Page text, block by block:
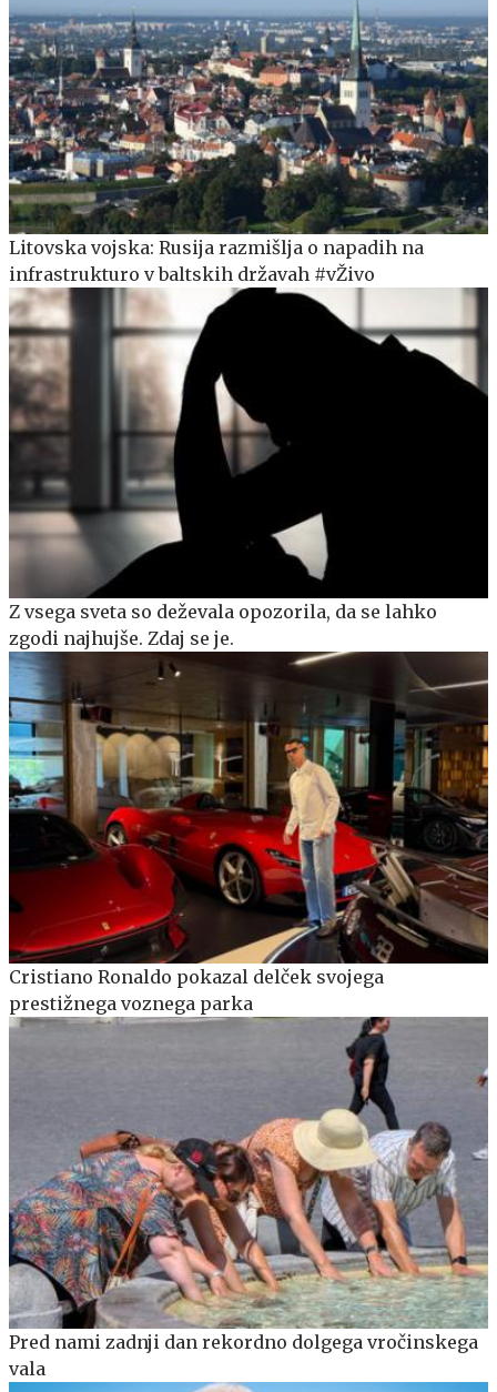
Litovska vojska: Rusija razmišlja o napadih na
infrastrukturo v baltskih državah #vŽivo
Z vsega sveta so deževala opozorila, da se lahko
zgodi najhujše. Zdaj se je.
Cristiano Ronaldo pokazal delček svojega
prestižnega voznega parka
Pred nami zadnji dan rekordno dolgega vročinskega
vala